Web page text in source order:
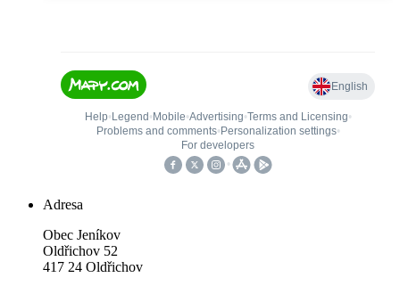
Adresa
Obec Jeníkov
Oldřichov 52
417 24 Oldřichov